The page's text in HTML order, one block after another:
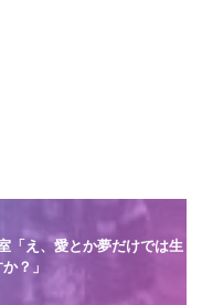
「え、愛とか夢だけでは生
？」